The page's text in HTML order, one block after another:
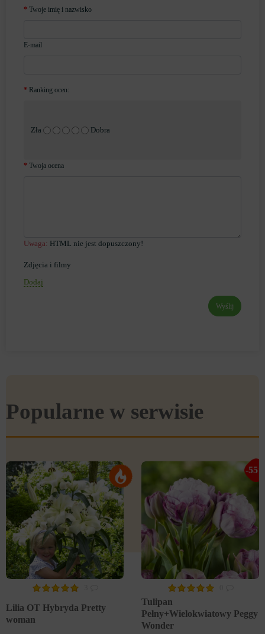
Twoje imię i nazwisko
E-mail
Ranking ocen:
Zła Dobra
Twoja ocena
Uwaga: HTML nie jest dopuszczony!
Zdjęcia i filmy
Dodaj
Wyślij
Popularne w serwisie
Lilia OT Hybryda Pretty
woman
-
Tulipan
Pełny+Wielokwiatowy Peggy
Wonder